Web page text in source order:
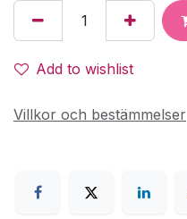
Add to wishlist
Villkor och bestämmelser